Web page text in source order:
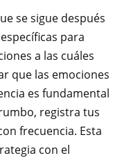
se sigue después
para
a las cuáles
que las emociones
es fundamental
registra tus
frecuencia. Esta
con el